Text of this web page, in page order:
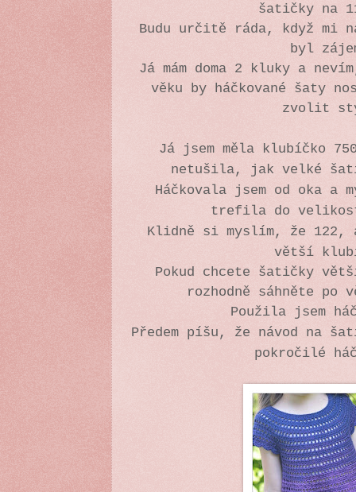
šatičky na
Budu určitě ráda, když
byl
Já mám doma 2 kluky a
věku by háčkované šaty
zvolit
Já jsem měla klubíčko
netušila, jak velké
Háčkovala jsem od oka a
trefila do
Klidně si myslím, že 122,
větší
Pokud chcete šatičky
rozhodně sáhněte
Použila jsem
Předem píšu, že návod na
pokročilé